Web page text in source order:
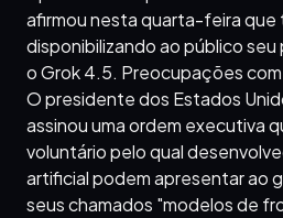
afirmou nesta quarta-feira que
disponibilizando ao público seu
o Grok 4.5. Preocupações
O presidente dos Estados
assinou uma ordem executiva
voluntário pelo qual
artificial podem apresentar ao
seus chamados "modelos de